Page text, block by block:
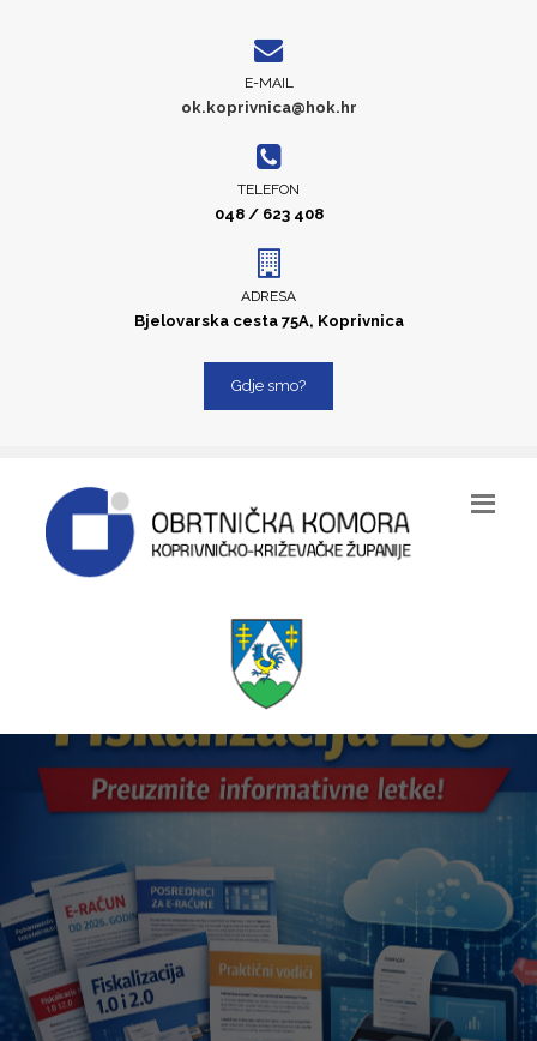
E-MAIL
ok.koprivnica@hok.hr
TELEFON
048 / 623 408
ADRESA
Bjelovarska cesta 75A, Koprivnica
Gdje smo?
HOK PRIPREMIO KORISNE MATERIJALE ZA FISKALIZACIJU 2.0 – PREUZMITE
Pročitajte više